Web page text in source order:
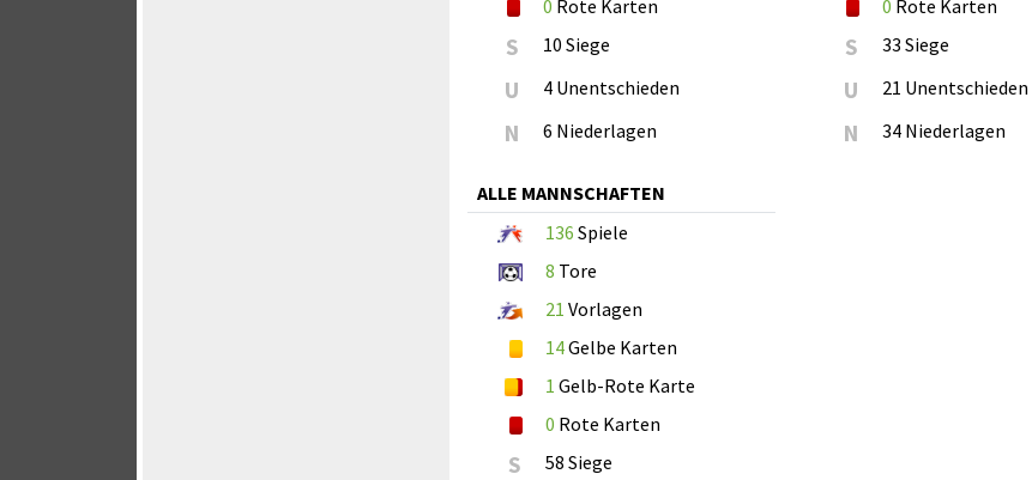
0 Rote Karten
S 10 Siege
U 4 Unentschieden
N 6 Niederlagen
0 Rote Karten
S 33 Siege
U 21 Unentschieden
N 34 Niederlagen
ALLE MANNSCHAFTEN
136 Spiele
8 Tore
21 Vorlagen
14Gelbe Karten
1 Gelb-Rote Karte
0 Rote Karten
S 58 Siege